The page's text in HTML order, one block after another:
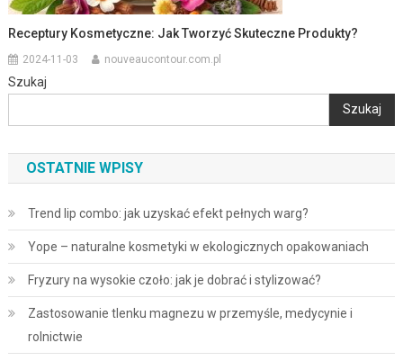
Receptury Kosmetyczne: Jak Tworzyć Skuteczne Produkty?
2024-11-03 nouveaucontour.com.pl
Szukaj
Szukaj
OSTATNIE WPISY
Trend lip combo: jak uzyskać efekt pełnych warg?
Yope – naturalne kosmetyki w ekologicznych opakowaniach
Fryzury na wysokie czoło: jak je dobrać i stylizować?
Zastosowanie tlenku magnezu w przemyśle, medycynie i
rolnictwie